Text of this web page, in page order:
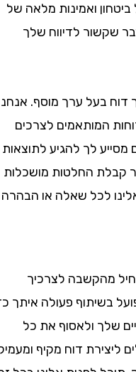
ואמינות מלאה של
לדיווח שלך
בעל ערך מוסף. אנחנו
המותאמים לצרכים
לך להגיע לתוצאות
החלטות מושכלות
לכל שאלה או הבהרה
לצרכיך
פעולה איתך כדי
ולאסוף את כל
דוח מקיף ומעמיק